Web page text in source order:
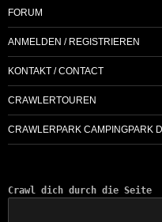
FORUM
ANMELDEN / REGISTRIEREN
KONTAKT / CONTACT
CRAWLERTOUREN
CRAWLERPARK CAMPINGPARK
Crawl dich durch die Seite